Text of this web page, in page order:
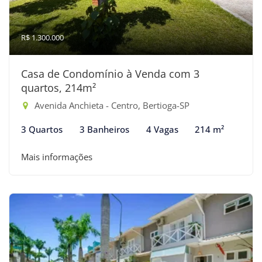
R$ 1.300.000
Casa de Condomínio à Venda com 3
quartos, 214m²
Avenida Anchieta - Centro, Bertioga-SP
3 Quartos 3 Banheiros 4 Vagas 214 m²
Mais informações